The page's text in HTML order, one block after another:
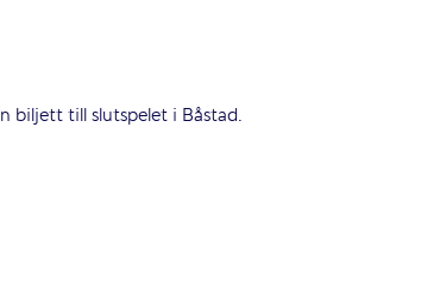
biljett till slutspelet i Båstad.